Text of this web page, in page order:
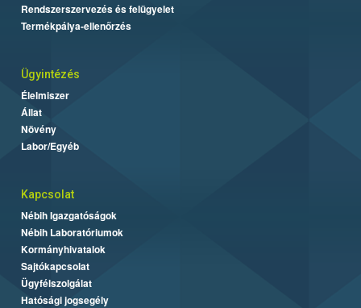
Rendszerszervezés és felügyelet
Termékpálya-ellenőrzés
Ügyintézés
Élelmiszer
Állat
Növény
Labor/Egyéb
Kapcsolat
Nébih Igazgatóságok
Nébih Laboratóriumok
Kormányhivatalok
Sajtókapcsolat
Ügyfélszolgálat
Hatósági jogsegély